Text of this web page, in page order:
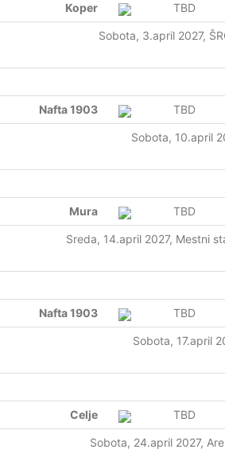
Koper TBD
Sobota, 3.april 2027,
Nafta 1903 TBD
Sobota, 10.april
Mura TBD
Sreda, 14.april 2027, Mestni
Nafta 1903 TBD
Sobota, 17.april
Celje TBD
Sobota, 24.april 2027,